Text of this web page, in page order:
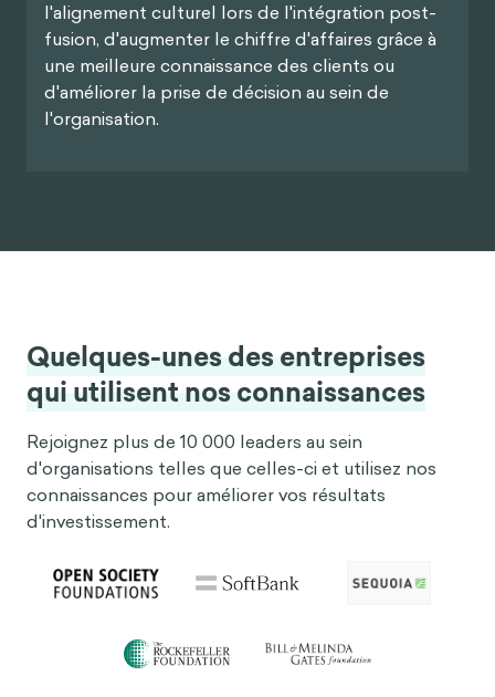
l'alignement culturel lors de l'intégration post-
fusion, d'augmenter le chiffre d'affaires grâce à
une meilleure connaissance des clients ou
d'améliorer la prise de décision au sein de
l'organisation.
Quelques-unes des entreprises
qui utilisent nos connaissances
Rejoignez plus de 10 000 leaders au sein
d'organisations telles que celles-ci et utilisez nos
connaissances pour améliorer vos résultats
d'investissement.